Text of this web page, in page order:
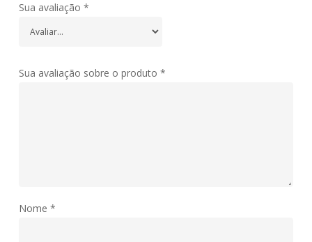
Sua avaliação *
Sua avaliação sobre o produto *
Nome *